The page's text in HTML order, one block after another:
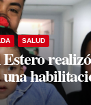
SALUD
vincha de